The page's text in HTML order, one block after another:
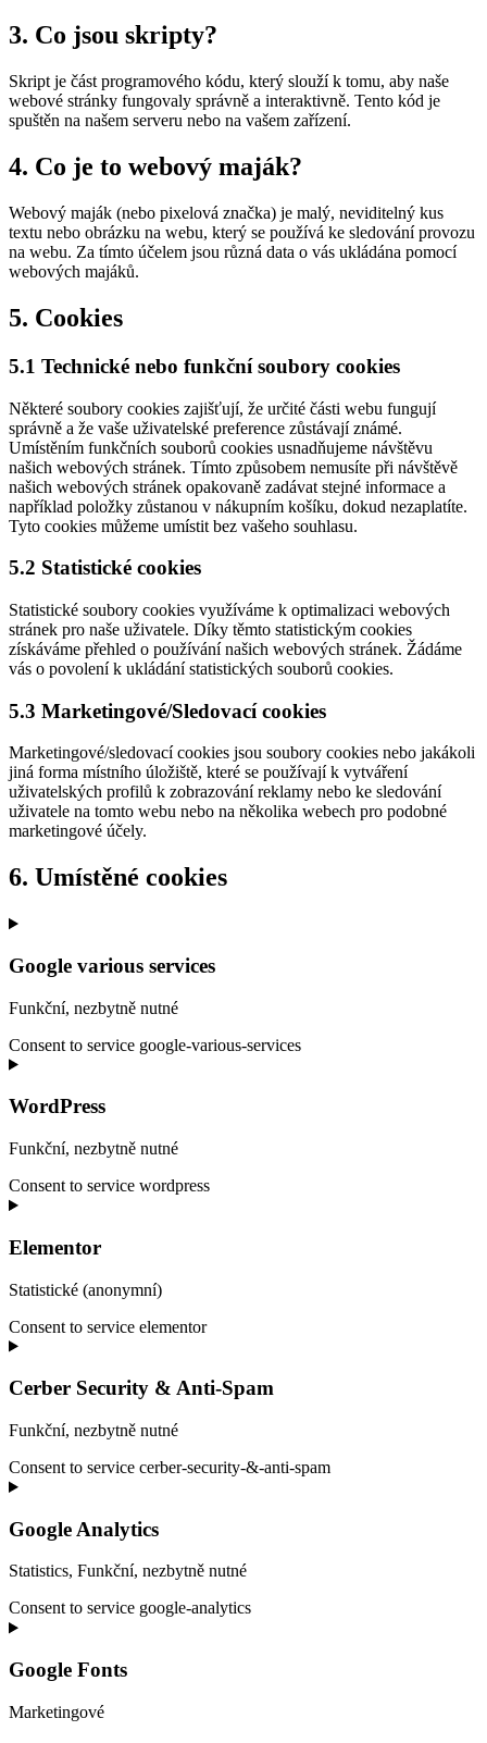
3. Co jsou skripty?
Skript je část programového kódu, který slouží k tomu, aby naše
webové stránky fungovaly správně a interaktivně. Tento kód je
spuštěn na našem serveru nebo na vašem zařízení.
4. Co je to webový maják?
Webový maják (nebo pixelová značka) je malý, neviditelný kus
textu nebo obrázku na webu, který se používá ke sledování provozu
na webu. Za tímto účelem jsou různá data o vás ukládána pomocí
webových majáků.
5. Cookies
5.1 Technické nebo funkční soubory cookies
Některé soubory cookies zajišťují, že určité části webu fungují
správně a že vaše uživatelské preference zůstávají známé.
Umístěním funkčních souborů cookies usnadňujeme návštěvu
našich webových stránek. Tímto způsobem nemusíte při návštěvě
našich webových stránek opakovaně zadávat stejné informace a
například položky zůstanou v nákupním košíku, dokud nezaplatíte.
Tyto cookies můžeme umístit bez vašeho souhlasu.
5.2 Statistické cookies
Statistické soubory cookies využíváme k optimalizaci webových
stránek pro naše uživatele. Díky těmto statistickým cookies
získáváme přehled o používání našich webových stránek. Žádáme
vás o povolení k ukládání statistických souborů cookies.
5.3 Marketingové/Sledovací cookies
Marketingové/sledovací cookies jsou soubory cookies nebo jakákoli
jiná forma místního úložiště, které se používají k vytváření
uživatelských profilů k zobrazování reklamy nebo ke sledování
uživatele na tomto webu nebo na několika webech pro podobné
marketingové účely.
6. Umístěné cookies
Google various services
Funkční, nezbytně nutné
Consent to service google-various-services
WordPress
Funkční, nezbytně nutné
Consent to service wordpress
Elementor
Statistické (anonymní)
Consent to service elementor
Cerber Security & Anti-Spam
Funkční, nezbytně nutné
Consent to service cerber-security-&-anti-spam
Google Analytics
Statistics, Funkční, nezbytně nutné
Consent to service google-analytics
Google Fonts
Marketingové